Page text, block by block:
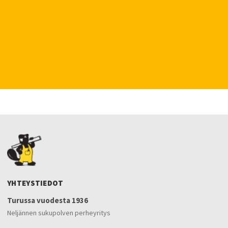
YHTEYSTIEDOT
Turussa vuodesta 1936
Neljännen sukupolven perheyritys